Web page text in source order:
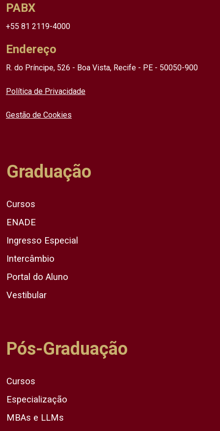
PABX
+55 81 2119-4000
Endereço
R. do Príncipe, 526 - Boa Vista, Recife - PE - 50050-900
Política de Privacidade
Gestão de Cookies
Graduação
Cursos
ENADE
Ingresso Especial
Intercâmbio
Portal do Aluno
Vestibular
Pós-Graduação
Cursos
Especialização
MBAs e LLMs